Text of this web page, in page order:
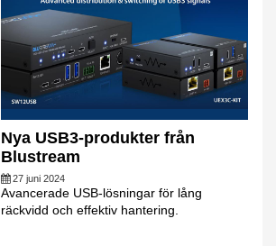
Nya USB3-produkter från
Blustream
27 juni 2024
Avancerade USB-lösningar för lång
räckvidd och effektiv hantering.